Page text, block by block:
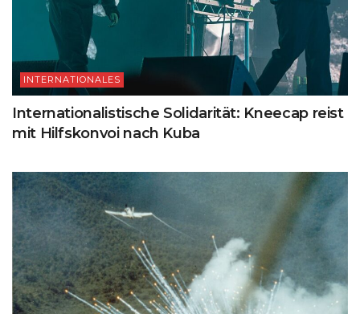
INTERNATIONALES
Internationalistische Solidarität: Kneecap reist
mit Hilfskonvoi nach Kuba